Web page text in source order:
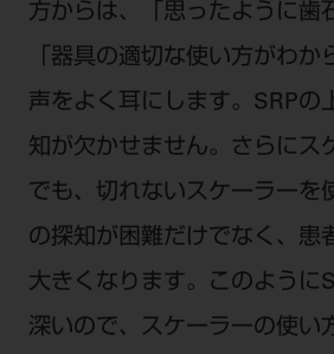
方からは、「思ったように歯
「器具の適切な使い方がわか
声をよく耳にします。SRPの
知が欠かせません。さらにス
でも、切れないスケーラーを
の探知が困難だけでなく、患
大きくなります。このように
深いので、スケーラーの使い